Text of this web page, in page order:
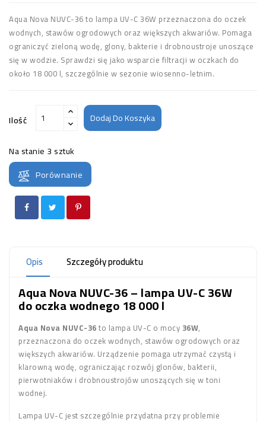
Aqua Nova NUVC-36 to lampa UV-C 36W przeznaczona do oczek
wodnych, stawów ogrodowych oraz większych akwariów. Pomaga
ograniczyć zieloną wodę, glony, bakterie i drobnoustroje unoszące
się w wodzie. Sprawdzi się jako wsparcie filtracji w oczkach do
około 18 000 l, szczególnie w sezonie wiosenno-letnim.
Ilość Dodaj Do Koszyka
Na stanie 3 sztuk
Porównanie
Opis Szczegóły produktu
Aqua Nova NUVC-36 – lampa UV-C 36W
do oczka wodnego 18 000 l
Aqua Nova NUVC-36to lampa UV-C o mocy 36W,
przeznaczona do oczek wodnych, stawów ogrodowych oraz
większych akwariów. Urządzenie pomaga utrzymać czystą i
klarowną wodę, ograniczając rozwój glonów, bakterii,
pierwotniaków i drobnoustrojów unoszących się w toni
wodnej.
Lampa UV-C jest szczególnie przydatna przy problemie